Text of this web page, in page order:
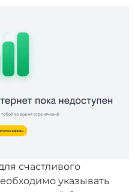
счастливого
указывать